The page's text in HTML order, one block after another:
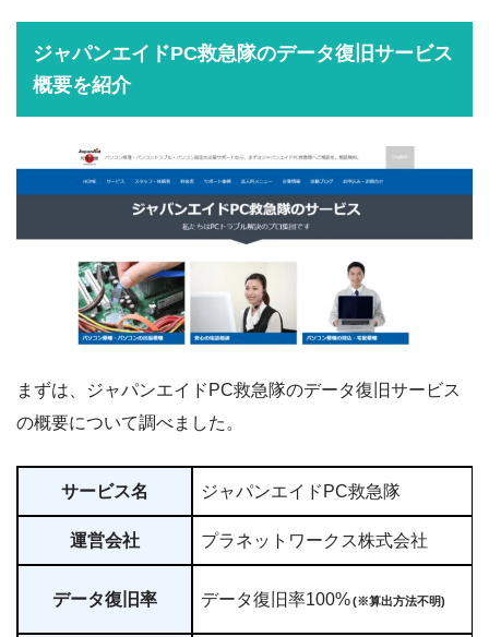
ジャパンエイドPC救急隊のデータ復旧サービス
概要を紹介
まずは、ジャパンエイドPC救急隊のデータ復旧サービス
の概要について調べました。
サービス名 ジャパンエイドPC救急隊
運営会社 プラネットワークス株式会社
データ復旧率 データ復旧率100%(※算出方法不明)